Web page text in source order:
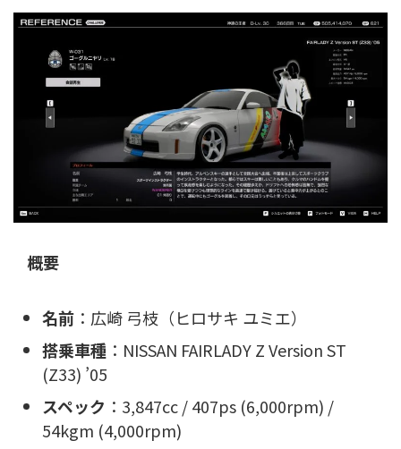
概要
名前 ：広崎 弓枝（ヒロサキ ユミエ）
搭乗車種 ：NISSAN FAIRLADY Z Version ST
(Z33) ’05
スペック ：3,847cc / 407ps (6,000rpm) /
54kgm (4,000rpm)